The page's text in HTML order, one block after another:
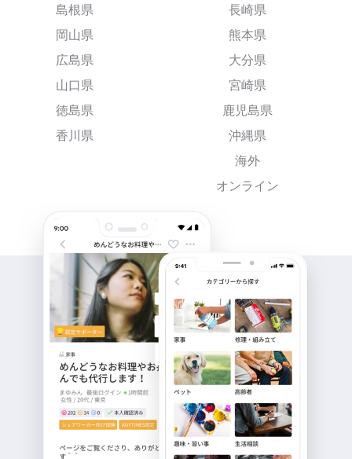
島根県
岡山県
広島県
山口県
徳島県
香川県
長崎県
熊本県
大分県
宮崎県
鹿児島県
沖縄県
海外
オンライン